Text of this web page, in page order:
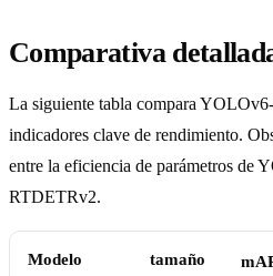
Comparativa
La siguiente tabla compara
indicadores clave de rendimiento.
entre la eficiencia de parámetros de
RTDETRv2.
Modelo tamaño